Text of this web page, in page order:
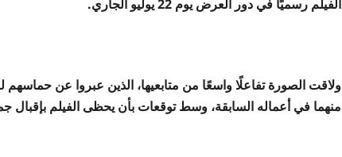
الفيلم رسميًا في دور العرض يوم 22 يوليو الجاري.
ولاقت الصورة تفاعلًا واسعًا من متابعيها، الذين عبروا عن
منهما في أعماله السابقة، وسط توقعات بأن يحظى الفيلم